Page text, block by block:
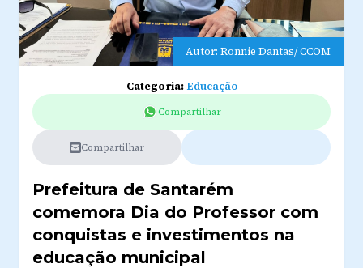
Autor: Ronnie Dantas/ CCOM
Categoria:Educação
Compartilhar
Compartilhar
Prefeitura de Santarém
comemora Dia do Professor com
conquistas e investimentos na
educação municipal